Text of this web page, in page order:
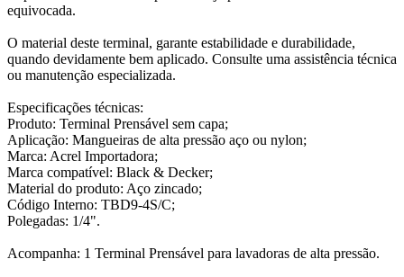
equivocada.
O material deste terminal, garante estabilidade e durabilidade,
quando devidamente bem aplicado. Consulte uma assistência técnica
ou manutenção especializada.
Especificações técnicas:
Produto: Terminal Prensável sem capa;
Aplicação: Mangueiras de alta pressão aço ou nylon;
Marca: Acrel Importadora;
Marca compatível: Black & Decker;
Material do produto: Aço zincado;
Código Interno: TBD9-4S/C;
Polegadas: 1/4".
Acompanha: 1 Terminal Prensável para lavadoras de alta pressão.